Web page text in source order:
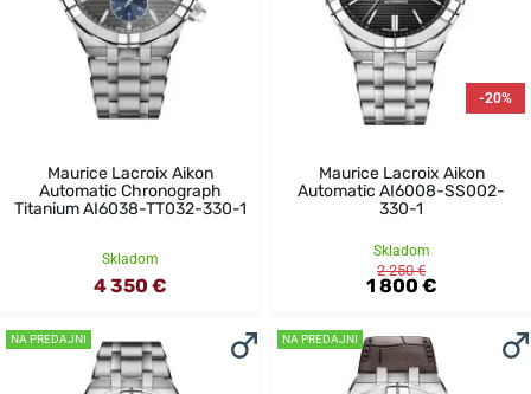
Maurice Lacroix Aikon
Automatic Chronograph
Titanium AI6038-TT032-330-1
Skladom
4 350 €
-20%
Maurice Lacroix Aikon
Automatic AI6008-SS002-
330-1
Skladom
2 250 €
1 800 €
NA PREDAJNI NA PREDAJNI